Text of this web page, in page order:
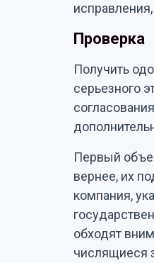
Проверка
Получить
серьезного
Первый
вернее, их
компания,
обходят
числящиеся